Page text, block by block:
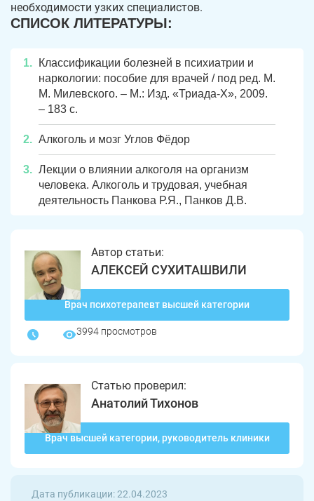
необходимости узких специалистов.
СПИСОК ЛИТЕРАТУРЫ:
Классификации болезней в психиатрии и
наркологии: пособие для врачей / под ред. М.
М. Милевского. – М.: Изд. «Триада-Х», 2009.
– 183 с.
Алкоголь и мозг Углов Фёдор
Лекции о влиянии алкоголя на организм
человека. Алкоголь и трудовая, учебная
деятельность Панкова Р.Я., Панков Д.В.
Автор статьи:
АЛЕКСЕЙ СУХИТАШВИЛИ
Врач психотерапевт высшей категории
3994 просмотров
Статью проверил:
Анатолий Тихонов
Врач высшей категории, руководитель клиники
Дата публикации: 22.04.2023